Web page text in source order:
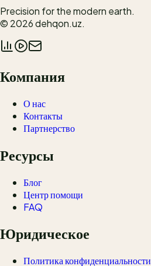
Precision for the modern earth.
© 2026dehqon.uz.
Компания
О нас
Контакты
Партнерство
Ресурсы
Блог
Центр помощи
FAQ
Юридическое
Политика конфиденциальности